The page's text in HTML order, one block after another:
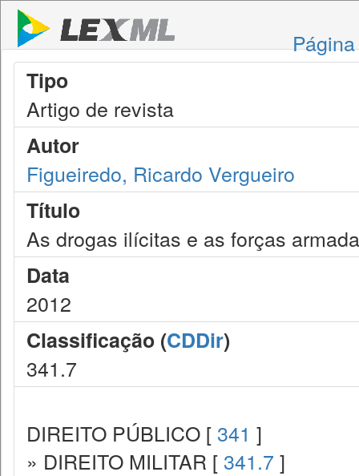
Tipo
Artigo de revista
Autor
Figueiredo, Ricardo Vergueiro
Título
As drogas ilícitas e as forças
Data
2012
Classificação (CDDir)
341.7
DIREITO PÚBLICO [ 341 ]
» DIREITO MILITAR [ 341.7 ]